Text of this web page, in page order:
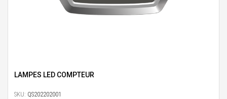
LAMPES LED COMPTEUR
SKU: QS202202001